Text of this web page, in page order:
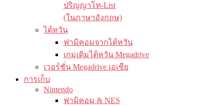
ปริญญาโท-List
(ในภาษาอังกฤษ)
ไต้หวัน
ฟามิคอมจากไต้หวัน
เกมเดิมไต้หวัน Megadrive
เวอร์ชั่น Megadrive เอเชีย
การเก็บ
Nintendo
ฟามิคอม & NES